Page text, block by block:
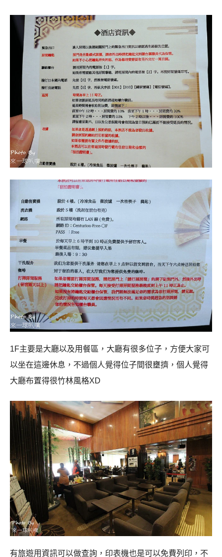
1F主要是大廳以及用餐區，大廳有很多位子，方便大家可
以坐在這邊休息，不過個人覺得位子間很壅擠，個人覺得
大廳布置得很竹林風格XD
有旅遊用資訊可以做查詢，印表機也是可以免費列印，不